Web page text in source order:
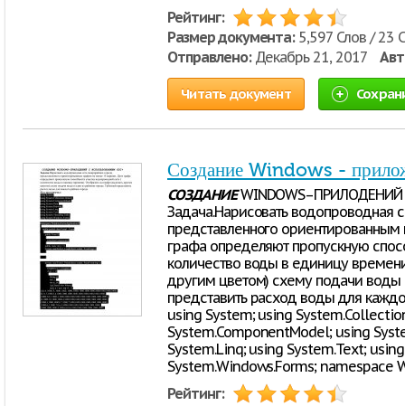
Рейтинг:
Размер документа:5,597 Слов / 23
Отправлено:Декабрь 21, 2017
Читать документ
Создание Windows -
СОЗДАНИЕ
Задача.Нарисовать водопроводная
представленного
графа определяют пропускную
количество воды в единицу
другим цветом) схему подачи воды
представить расход воды для
using System; using
System.ComponentModel; using
System.Linq; using System.Text;
System.Windows.Forms; namespace
Рейтинг: